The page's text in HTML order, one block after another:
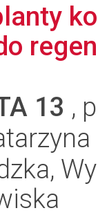
13 ,